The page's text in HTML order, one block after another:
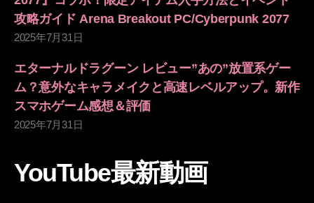
攻略ガイド Arena Breakout PC/Cyberpunk 2077
2025年7月31日
エターナルドラグーン レビュー”あの”放置系ゲー
ム？意外なキャラメイクと高速レベルアップ。新作
スマホゲーム感想＆評価
2025年7月31日
YouTube最新動画